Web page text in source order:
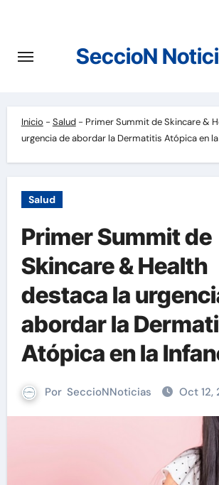
contenido
SeccioN
Inicio - Salud- Primer Summit de Skincare &
urgencia de abordar la Dermatitis Atópica en
Salud
Primer Summit de
Skincare & Health
destaca la
abordar la
Atópica en la
Por SeccioNNoticias Oct 12,